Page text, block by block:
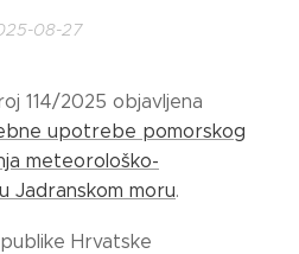
08-27
114/2025 objavljena
upotrebe pomorskog
meteorološko-
Jadranskom moru.
Hrvatske